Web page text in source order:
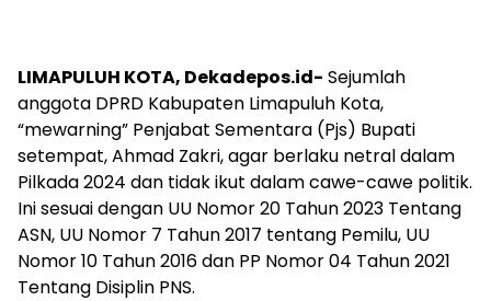
LIMAPULUH KOTA, Dekadepos.id- Sejumlah
anggota DPRD Kabupaten Limapuluh Kota,
“mewarning” Penjabat Sementara (Pjs) Bupati
setempat, Ahmad Zakri, agar berlaku netral dalam
Pilkada 2024 dan tidak ikut dalam cawe-cawe politik.
Ini sesuai dengan UU Nomor 20 Tahun 2023 Tentang
ASN, UU Nomor 7 Tahun 2017 tentang Pemilu, UU
Nomor 10 Tahun 2016 dan PP Nomor 04 Tahun 2021
Tentang Disiplin PNS.